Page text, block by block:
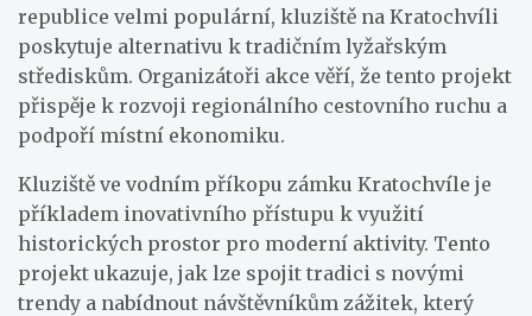
republice velmi populární, kluziště na Kratochvíli
poskytuje alternativu k tradičním lyžařským
střediskům. Organizátoři akce věří, že tento projekt
přispěje k rozvoji regionálního cestovního ruchu a
podpoří místní ekonomiku.
Kluziště ve vodním příkopu zámku Kratochvíle je
příkladem inovativního přístupu k využití
historických prostor pro moderní aktivity. Tento
projekt ukazuje, jak lze spojit tradici s novými
trendy a nabídnout návštěvníkům zážitek, který